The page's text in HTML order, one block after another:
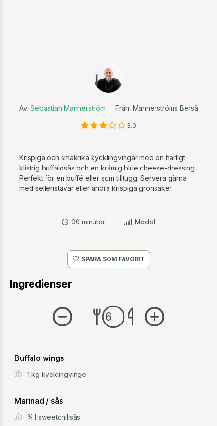
Av: Sebastian Mannerström Från: Mannerströms Berså
Krispiga och smakrika kycklingvingar med en härligt
klistrig buffalosås och en krämig blue cheese-dressing.
Perfekt för en buffé eller som tilltugg. Servera gärna
med selleristavar eller andra krispiga grönsaker.
90 minuter Medel
SPARA SOM FAVORIT
Ingredienser
Buffalo wings
1 kg kycklingvinge
Marinad / sås
¾ l sweetchilisås